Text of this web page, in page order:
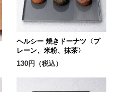
ヘルシー 焼きドーナツ〈プ
レーン、米粉、抹茶〉
130円（税込）